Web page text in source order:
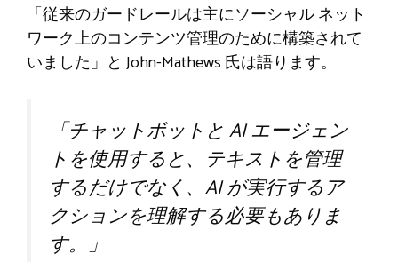
「従来のガードレールは主にソーシャル ネット
ワーク上のコンテンツ管理のために構築されて
いました」と John-Mathews 氏は語ります。
「チャットボットと AI エージェン
トを使用すると、テキストを管理
するだけでなく、AI が実行するア
クションを理解する必要もありま
す。」